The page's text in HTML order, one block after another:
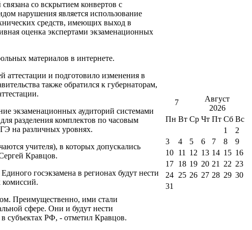
со вскрытием конвертов с
нарушения является использование
средств, имеющих выход в
оценка экспертами экзаменационных
материалов в интернете.
аттестации и подготовило изменения в
также обратился к губернаторам,
экзаменационных аудиторий системами
разделения комплектов по часовым
на различных уровнях.
учителя), в которых допускались
Кравцов.
госэкзамена в регионах будут нести
комиссий.
Преимущественно, ими стали
сфере. Они и будут нести
в субъектах РФ, - отметил Кравцов.
7
Август
2026
Пн Вт Ср Чт Пт Сб Вс
1
2
3
4 5 6 7 8
9
10 11 12 13 14 15 16
17 18 19 20 21 22 23
24 25 26 27 28 29 30
31